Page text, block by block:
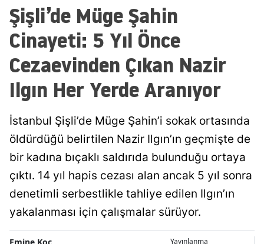
Siirt
Sinop
Sivas
Tekirdağ
Tokat
Trabzon
Tunceli
Şanlıurfa
Uşak
Şişli’de Müge Şahin
Cinayeti: 5 Yıl Önce
Cezaevinden Çıkan Nazir
Ilgın Her Yerde Aranıyor
İstanbul Şişli’de Müge Şahin’i sokak ortasında
öldürdüğü belirtilen Nazir Ilgın’ın geçmişte de
bir kadına bıçaklı saldırıda bulunduğu ortaya
çıktı. 14 yıl hapis cezası alan ancak 5 yıl sonra
denetimli serbestlikle tahliye edilen Ilgın’ın
yakalanması için çalışmalar sürüyor.
Yayınlanma